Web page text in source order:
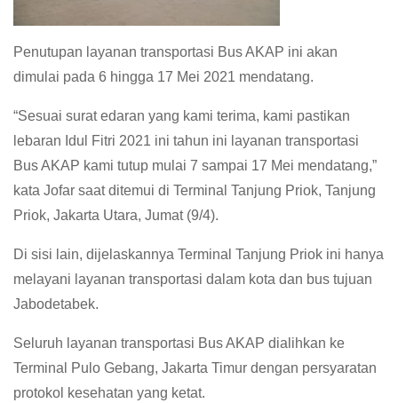
Penutupan layanan transportasi Bus AKAP ini akan
dimulai pada 6 hingga 17 Mei 2021 mendatang.
“Sesuai surat edaran yang kami terima, kami pastikan
lebaran Idul Fitri 2021 ini tahun ini layanan transportasi
Bus AKAP kami tutup mulai 7 sampai 17 Mei mendatang,”
kata Jofar saat ditemui di Terminal Tanjung Priok, Tanjung
Priok, Jakarta Utara, Jumat (9/4).
Di sisi lain, dijelaskannya Terminal Tanjung Priok ini hanya
melayani layanan transportasi dalam kota dan bus tujuan
Jabodetabek.
Seluruh layanan transportasi Bus AKAP dialihkan ke
Terminal Pulo Gebang, Jakarta Timur dengan persyaratan
protokol kesehatan yang ketat.